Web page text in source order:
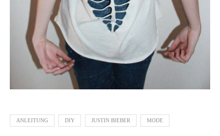
ANLEITUNG DIY JUSTIN BIEBER MODE